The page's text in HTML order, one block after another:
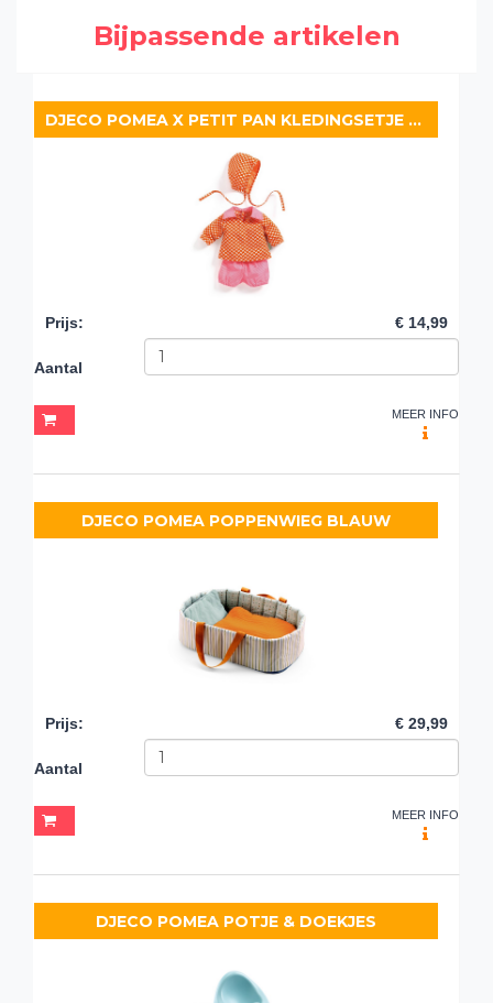
Bijpassende artikelen
DJECO POMEA X PETIT PAN KLEDINGSETJE PÉPIN
Prijs: € 14,99
Aantal
MEER INFO
DJECO POMEA POPPENWIEG BLAUW
Prijs: € 29,99
Aantal
MEER INFO
DJECO POMEA POTJE & DOEKJES